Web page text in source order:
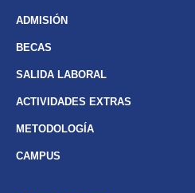
ADMISIÓN
BECAS
SALIDA LABORAL
ACTIVIDADES EXTRAS
METODOLOGÍA
CAMPUS